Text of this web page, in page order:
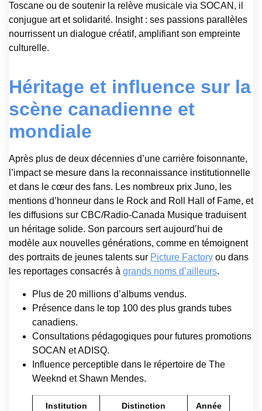
Toscane ou de soutenir la relève musicale via SOCAN, il
conjugue art et solidarité. Insight : ses passions parallèles
nourrissent un dialogue créatif, amplifiant son empreinte
culturelle.
Héritage et influence sur la
scène canadienne et
mondiale
Après plus de deux décennies d’une carrière foisonnante,
l’impact se mesure dans la reconnaissance institutionnelle
et dans le cœur des fans. Les nombreux prix Juno, les
mentions d’honneur dans le Rock and Roll Hall of Fame, et
les diffusions sur CBC/Radio-Canada Musique traduisent
un héritage solide. Son parcours sert aujourd’hui de
modèle aux nouvelles générations, comme en témoignent
des portraits de jeunes talents sur Picture Factory ou dans
les reportages consacrés à grands noms d’ailleurs.
Plus de 20 millions d’albums vendus.
Présence dans le top 100 des plus grands tubes
canadiens.
Consultations pédagogiques pour futures promotions
SOCAN et ADISQ.
Influence perceptible dans le répertoire de The
Weeknd et Shawn Mendes.
Institution Distinction Année